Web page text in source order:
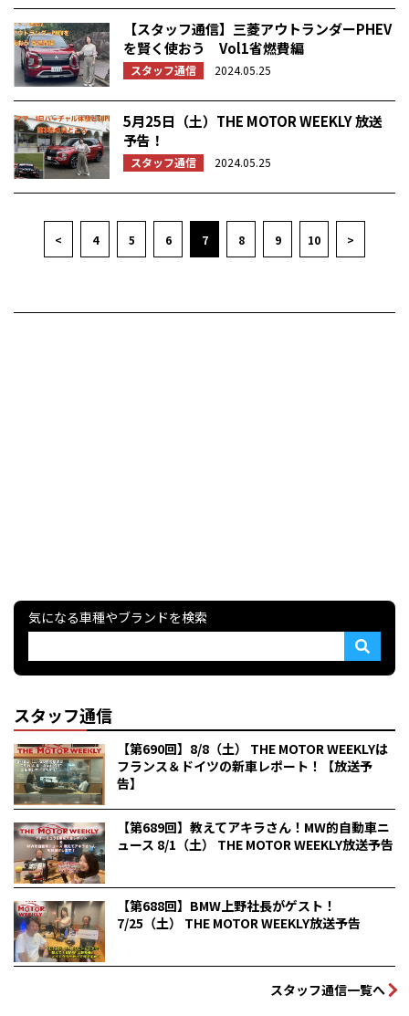
【スタッフ通信】三菱アウトランダーPHEV
を賢く使おう Vol1省燃費編
スタッフ通信 2024.05.25
5月25日（土）THE MOTOR WEEKLY 放送
予告！
スタッフ通信 2024.05.25
< 4 5 6 7 8 9 10 >
気になる車種やブランドを検索
スタッフ通信
【第690回】8/8（土） THE MOTOR WEEKLYは
フランス＆ドイツの新車レポート！【放送予
告】
【第689回】教えてアキラさん！MW的自動車ニ
ュース 8/1（土） THE MOTOR WEEKLY放送予告
【第688回】BMW上野社長がゲスト！
7/25（土） THE MOTOR WEEKLY放送予告
スタッフ通信一覧へ